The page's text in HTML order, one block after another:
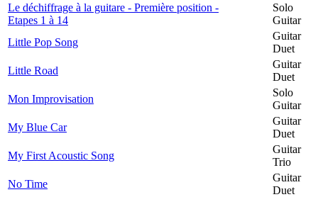
Le déchiffrage à la guitare - Première position -
Etapes 1 à 14
Solo
Guitar
Little Pop Song
Guitar
Duet
Little Road
Guitar
Duet
Mon Improvisation
Solo
Guitar
My Blue Car
Guitar
Duet
My First Acoustic Song
Guitar
Trio
No Time
Guitar
Duet